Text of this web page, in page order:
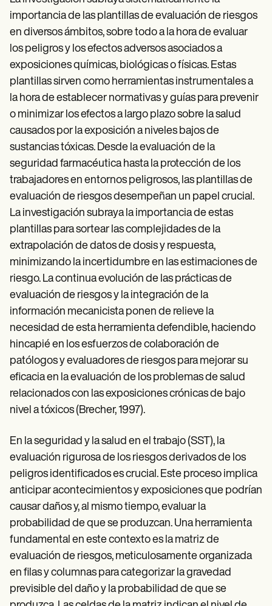
importancia de las plantillas de evaluación de riesgos
en diversos ámbitos, sobre todo a la hora de evaluar
los peligros y los efectos adversos asociados a
exposiciones químicas, biológicas o físicas. Estas
plantillas sirven como herramientas instrumentales a
la hora de establecer normativas y guías para prevenir
o minimizar los efectos a largo plazo sobre la salud
causados por la exposición a niveles bajos de
sustancias tóxicas. Desde la evaluación de la
seguridad farmacéutica hasta la protección de los
trabajadores en entornos peligrosos, las plantillas de
evaluación de riesgos desempeñan un papel crucial.
La investigación subraya la importancia de estas
plantillas para sortear las complejidades de la
extrapolación de datos de dosis y respuesta,
minimizando la incertidumbre en las estimaciones de
riesgo. La continua evolución de las prácticas de
evaluación de riesgos y la integración de la
información mecanicista ponen de relieve la
necesidad de esta herramienta defendible, haciendo
hincapié en los esfuerzos de colaboración de
patólogos y evaluadores de riesgos para mejorar su
eficacia en la evaluación de los problemas de salud
relacionados con las exposiciones crónicas de bajo
nivel a tóxicos (Brecher, 1997).
En la seguridad y la salud en el trabajo (SST), la
evaluación rigurosa de los riesgos derivados de los
peligros identificados es crucial. Este proceso implica
anticipar acontecimientos y exposiciones que podrían
causar daños y, al mismo tiempo, evaluar la
probabilidad de que se produzcan. Una herramienta
fundamental en este contexto es la matriz de
evaluación de riesgos, meticulosamente organizada
en filas y columnas para categorizar la gravedad
previsible del daño y la probabilidad de que se